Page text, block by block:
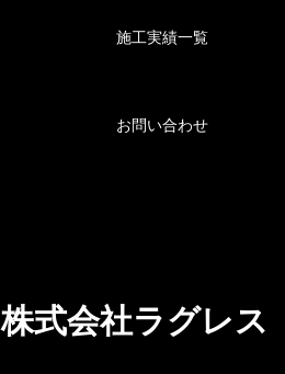
施工実績一覧
お問い合わせ
株式会社ラグレス